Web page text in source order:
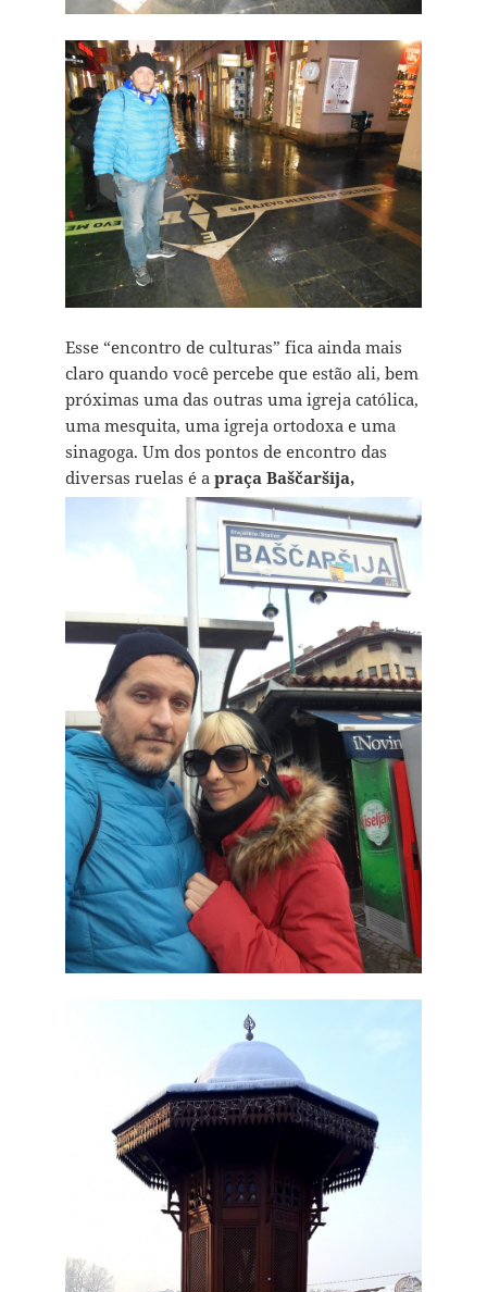
Esse “encontro de culturas” fica ainda mais
claro quando você percebe que estão ali, bem
próximas uma das outras uma igreja católica,
uma mesquita, uma igreja ortodoxa e uma
sinagoga. Um dos pontos de encontro das
diversas ruelas é a praça Baščaršija,